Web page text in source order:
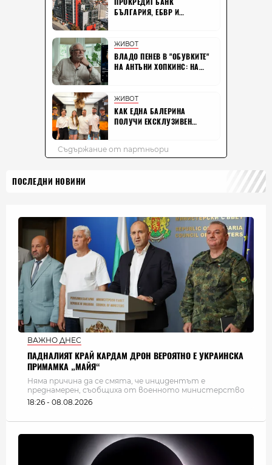
ПОСЛЕДНИ НОВИНИ
ВАЖНО ДНЕС
ПАДНАЛИЯТ КРАЙ КАРДАМ ДРОН ВЕРОЯТНО Е УКРАИНСКА
ПРИМАМКА „МАЙЯ“
Няма причина да се смята, че инцидентът е
преднамерен, съобщиха от военното министерство
18:26 - 08.08.2026